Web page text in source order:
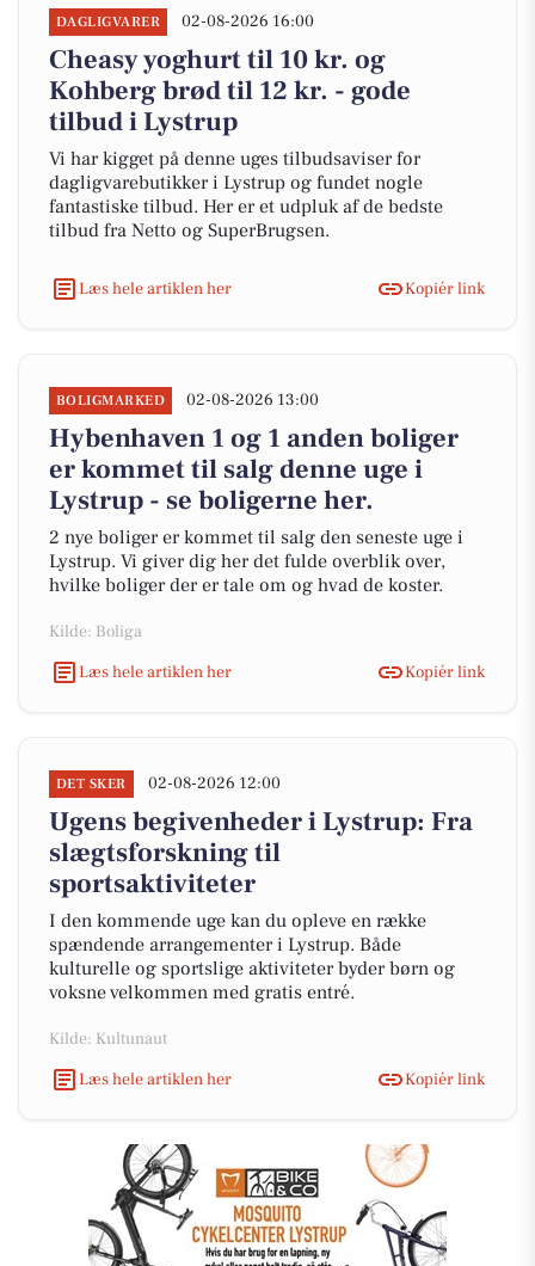
DAGLIGVARER 02-08-2026 16:00
Cheasy yoghurt til 10 kr. og
Kohberg brød til 12 kr. - gode
tilbud i Lystrup
Vi har kigget på denne uges tilbudsaviser for
dagligvarebutikker i Lystrup og fundet nogle
fantastiske tilbud. Her er et udpluk af de bedste
tilbud fra Netto og SuperBrugsen.
Læs hele artiklen her Kopiér link
BOLIGMARKED 02-08-2026 13:00
Hybenhaven 1 og 1 anden boliger
er kommet til salg denne uge i
Lystrup - se boligerne her.
2 nye boliger er kommet til salg den seneste uge i
Lystrup. Vi giver dig her det fulde overblik over,
hvilke boliger der er tale om og hvad de koster.
Kilde: Boliga
Læs hele artiklen her
Kopiér link
DET SKER 02-08-2026 12:00
Ugens begivenheder i Lystrup: Fra
slægtsforskning til
sportsaktiviteter
I den kommende uge kan du opleve en række
spændende arrangementer i Lystrup. Både
kulturelle og sportslige aktiviteter byder børn og
voksne velkommen med gratis entré.
Kilde: Kultunaut
Læs hele artiklen her
Kopiér link